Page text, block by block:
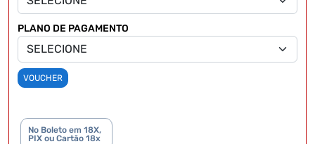
PLANO DE PAGAMENTO
VOUCHER
No Boleto em 18X,
PIX ou Cartão 18x